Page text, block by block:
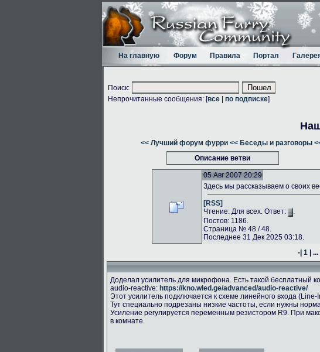
На главную Форум Правила Портал
Поиск:
Непрочитанные сообщения: [все по подписке]
<< Лучший форум фурри << Беседы и разговоры
Описание ветви
05 Авг 2007 20:29
Здесь мы рассказываем о своих
[RSS]
Чтение: Для всех. Ответ:
.
Постов: 1186.
Страница № 48 / 48.
Последнее 31 Дек 2025 03:18.
-| 1 | ...
Доделал усилитель для микрофона. Есть такой бесплатный
audio-reactive: https://kno.wled.ge/advanced/audio-reactive/
Этот усилитель подключается к схеме линейного входа (Line-
Тут специально подрезаны низкие частоты, если нужны
Усиление регулируется переменным резистором R9. При
в комнате.